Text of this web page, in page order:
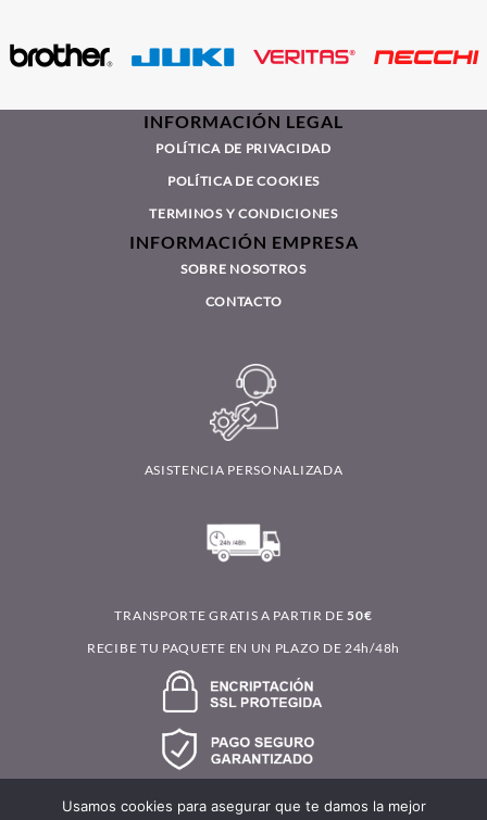
INFORMACIÓN LEGAL
POLÍTICA DE PRIVACIDAD
POLÍTICA DE COOKIES
TERMINOS Y CONDICIONES
INFORMACIÓN EMPRESA
SOBRE NOSOTROS
CONTACTO
ASISTENCIA PERSONALIZADA
TRANSPORTE GRATIS A PARTIR DE50€
RECIBE TU PAQUETE EN UN PLAZO DE 24h/48h
Usamos cookies para asegurar que te damos la mejor